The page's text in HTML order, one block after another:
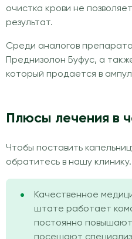
очистка крови не
результат.
Среди аналогов
Преднизолон Буфус, а
который продается в
Плюсы лечения в
Чтобы поставить
обратитесь в нашу
Качественное
штате работает
постоянно
посещают